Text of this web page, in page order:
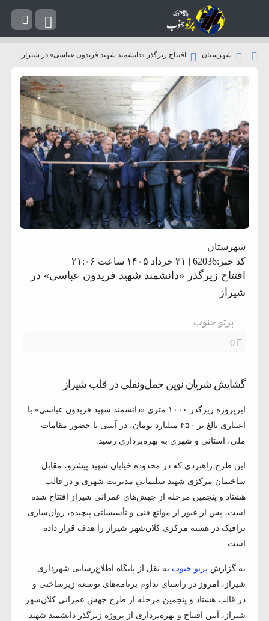
شهرستان افتتاح زیرگذر «دانشمند شهید فریدون عباسی» در شیراز
شهرستان
کد خبر:62036 | ۳۱ خرداد ۱۴۰۵ ساعت ۲۱:۰۶
افتتاح زیرگذر «دانشمند شهید فریدون عباسی» در
شیراز
پرتو جنوب
0
گشایش شریان نوین حمل‌ونقلی در قلب شیراز
ابرپروژه زیرگذر ۱۰۰۰ متری «دانشمند شهید فریدون عباسی» با
اعتباری بالغ بر ۴۵۰ میلیارد تومان، در آیینی با حضور مقامات
ملی، استانی و شهری به بهره‌برداری رسید.
این طرح راهبردی که در محدوده خیابان شهید پیشرو، مقابل
ساختمان مرکزی شهید سلیمانیِ مدیریت شهری و در قالب
هشتاد و پنجمین مرحله از جهش‌های عمرانی شیراز افتتاح شده
است، پس از عبور از موانع فنی و تأسیساتی پیچیده، روان‌سازی
ترافیک در هسته مرکزی کلان‌شهر شیراز را هدف قرار داده
است.
به گزارش پرتو جنوب به نقل از پایگاه اطلاع‌رسانی شهرداری
شیراز، امروز در راستای تداوم برنامه‌های توسعه زیرساختی و
در قالب هشتاد و پنجمین مرحله از طرح جهش عمرانی کلان‌شهر
شیراز، آیین افتتاح و بهره‌برداری از پروژه زیرگذر دانشمند شهید